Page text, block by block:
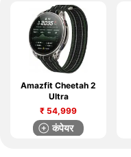
Amazfit Cheetah 2
Ultra
₹ 54,999
कंपेयर